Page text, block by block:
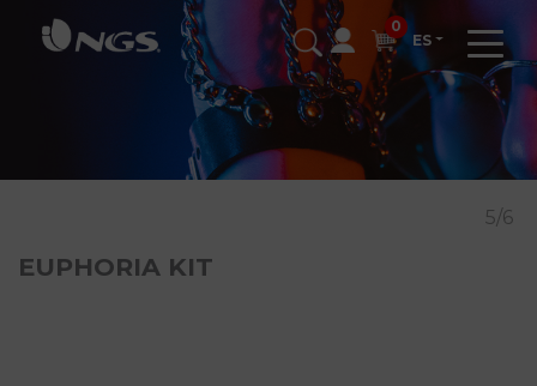
0
ES
5/6
EUPHORIA KIT